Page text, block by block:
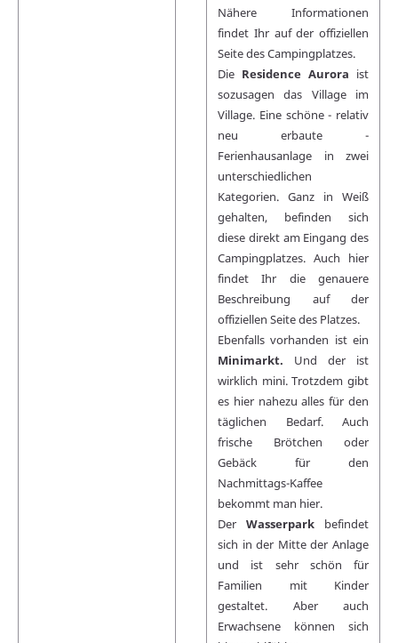
Nähere Informationen
findet Ihr auf der offiziellen
Seite des Campingplatzes.
Die Residence Aurora ist
sozusagen das Village im
Village. Eine schöne - relativ
neu erbaute -
Ferienhausanlage in zwei
unterschiedlichen
Kategorien. Ganz in Weiß
gehalten, befinden sich
diese direkt am Eingang des
Campingplatzes. Auch hier
findet Ihr die genauere
Beschreibung auf der
offiziellen Seite des Platzes.
Ebenfalls vorhanden ist ein
Minimarkt. Und der ist
wirklich mini. Trotzdem gibt
es hier nahezu alles für den
täglichen Bedarf. Auch
frische Brötchen oder
Gebäck für den
Nachmittags-Kaffee
bekommt man hier.
Der Wasserpark befindet
sich in der Mitte der Anlage
und ist sehr schön für
Familien mit Kinder
gestaltet. Aber auch
Erwachsene können sich